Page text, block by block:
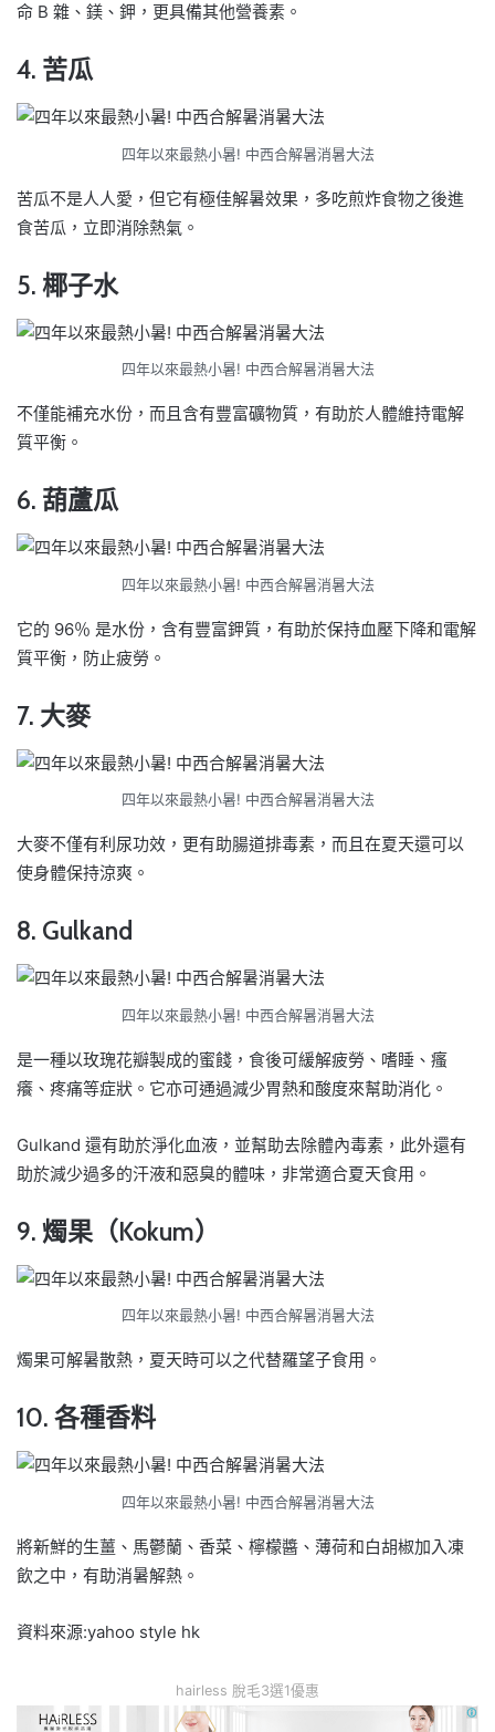
命 B 雜、鎂、鉀，更具備其他營養素。
4. 苦瓜
四年以來最熱小暑! 中西合解暑消暑大法
苦瓜不是人人愛，但它有極佳解暑效果，多吃煎炸食物之後進
食苦瓜，立即消除熱氣。
5. 椰子水
四年以來最熱小暑! 中西合解暑消暑大法
不僅能補充水份，而且含有豐富礦物質，有助於人體維持電解
質平衡。
6. 葫蘆瓜
四年以來最熱小暑! 中西合解暑消暑大法
它的 96％ 是水份，含有豐富鉀質，有助於保持血壓下降和電解
質平衡，防止疲勞。
7. 大麥
四年以來最熱小暑! 中西合解暑消暑大法
大麥不僅有利尿功效，更有助腸道排毒素，而且在夏天還可以
使身體保持涼爽。
8. Gulkand
四年以來最熱小暑! 中西合解暑消暑大法
是一種以玫瑰花瓣製成的蜜餞，食後可緩解疲勞、嗜睡、瘙
癢、疼痛等症狀。它亦可通過減少胃熱和酸度來幫助消化。
Gulkand 還有助於淨化血液，並幫助去除體內毒素，此外還有
助於減少過多的汗液和惡臭的體味，非常適合夏天食用。
9. 燭果（Kokum）
四年以來最熱小暑! 中西合解暑消暑大法
燭果可解暑散熱，夏天時可以之代替羅望子食用。
10. 各種香料
四年以來最熱小暑! 中西合解暑消暑大法
將新鮮的生薑、馬鬱蘭、香菜、檸檬醬、薄荷和白胡椒加入凍
飲之中，有助消暑解熱。
資料來源:yahoo style hk
hairless 脫毛3選1優惠